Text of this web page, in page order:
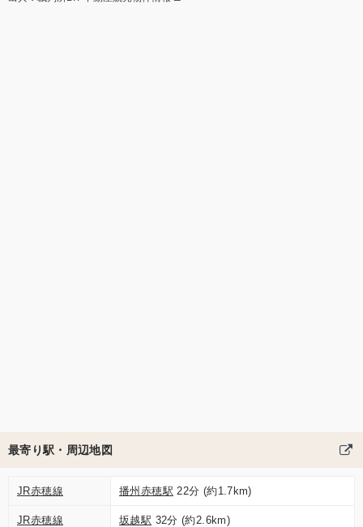
最寄り駅・周辺地図
JR赤穂線 播州赤穂駅 22分 (約1.7km)
JR赤穂線 坂越駅 32分 (約2.6km)